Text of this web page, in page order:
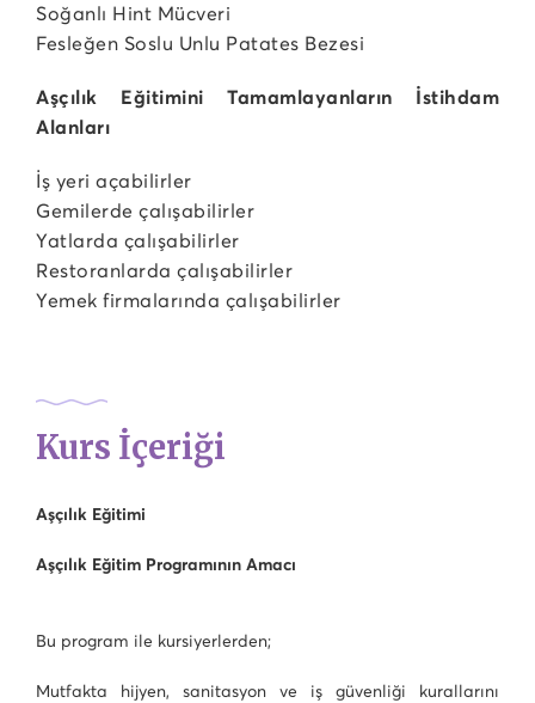
Soğanlı Hint Mücveri
Fesleğen Soslu Unlu Patates Bezesi
Aşçılık Eğitimini Tamamlayanların İstihdam
Alanları
İş yeri açabilirler
Gemilerde çalışabilirler
Yatlarda çalışabilirler
Restoranlarda çalışabilirler
Yemek firmalarında çalışabilirler
Kurs İçeriği
Aşçılık Eğitimi
Aşçılık Eğitim Programının Amacı
Bu program ile kursiyerlerden;
Mutfakta hijyen, sanitasyon ve iş güvenliği kurallarını